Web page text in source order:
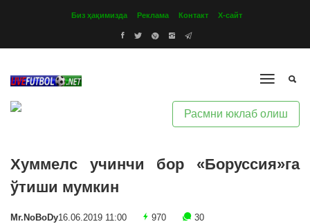
Биз ҳақимизда Реклама Контакт Х-сайт
Расмни юклаб олиш
Хуммелс учинчи бор «Боруссия»га
ўтиши мумкин
Mr.NoBoDy16.06.2019 11:00 970 30